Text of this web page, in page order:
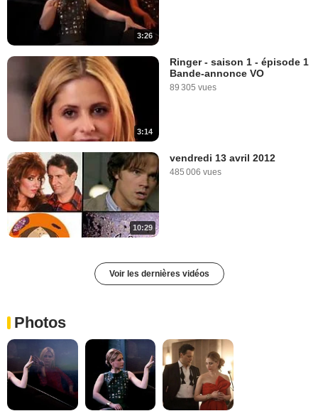
3:26
3:14
Ringer - saison 1 - épisode 1
Bande-annonce VO
89 305 vues
10:29
vendredi 13 avril 2012
485 006 vues
Voir les dernières vidéos
Photos